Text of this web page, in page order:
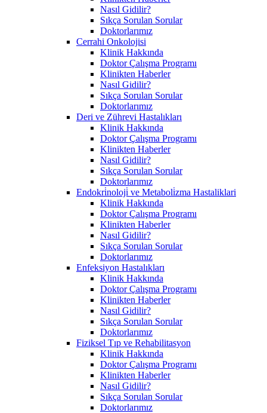
Nasıl Gidilir?
Sıkça Sorulan Sorular
Doktorlarımız
Cerrahi Onkolojisi
Klinik Hakkında
Doktor Çalışma Programı
Klinikten Haberler
Nasıl Gidilir?
Sıkça Sorulan Sorular
Doktorlarımız
Deri ve Zührevi Hastalıkları
Klinik Hakkında
Doktor Çalışma Programı
Klinikten Haberler
Nasıl Gidilir?
Sıkça Sorulan Sorular
Doktorlarımız
Endokri̇noloji̇ ve Metaboli̇zma Hastaliklari
Klinik Hakkında
Doktor Çalışma Programı
Klinikten Haberler
Nasıl Gidilir?
Sıkça Sorulan Sorular
Doktorlarımız
Enfeksiyon Hastalıkları
Klinik Hakkında
Doktor Çalışma Programı
Klinikten Haberler
Nasıl Gidilir?
Sıkça Sorulan Sorular
Doktorlarımız
Fiziksel Tıp ve Rehabilitasyon
Klinik Hakkında
Doktor Çalışma Programı
Klinikten Haberler
Nasıl Gidilir?
Sıkça Sorulan Sorular
Doktorlarımız